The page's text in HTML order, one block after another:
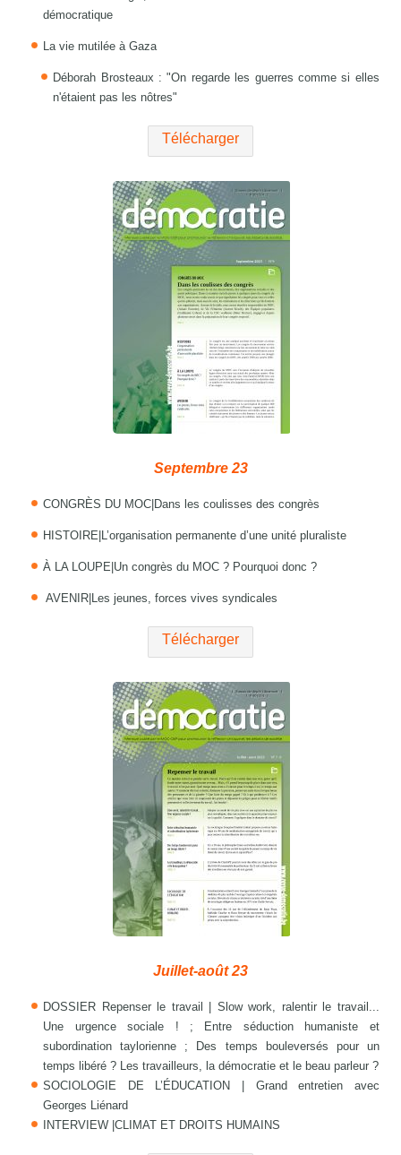
démocratique
La vie mutilée à Gaza
Déborah Brosteaux : "On regarde les guerres comme si elles
n'étaient pas les nôtres"
Télécharger
Septembre 23
CONGRÈS DU MOC|Dans les coulisses des congrès
HISTOIRE|L’organisation permanente d’une unité pluraliste
À LA LOUPE|Un congrès du MOC ? Pourquoi donc ?
AVENIR|Les jeunes, forces vives syndicales
Télécharger
Juillet-août 23
DOSSIER Repenser le travail | Slow work, ralentir le travail...
Une urgence sociale ! ; Entre séduction humaniste et
subordination taylorienne ; Des temps bouleversés pour un
temps libéré ? Les travailleurs, la démocratie et le beau parleur ?
SOCIOLOGIE DE L’ÉDUCATION | Grand entretien avec
Georges Liénard
INTERVIEW |CLIMAT ET DROITS HUMAINS